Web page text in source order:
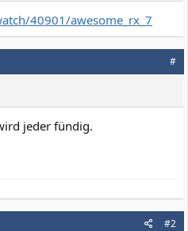
40901/awesome_rx_7
#
jeder fündig.
#2